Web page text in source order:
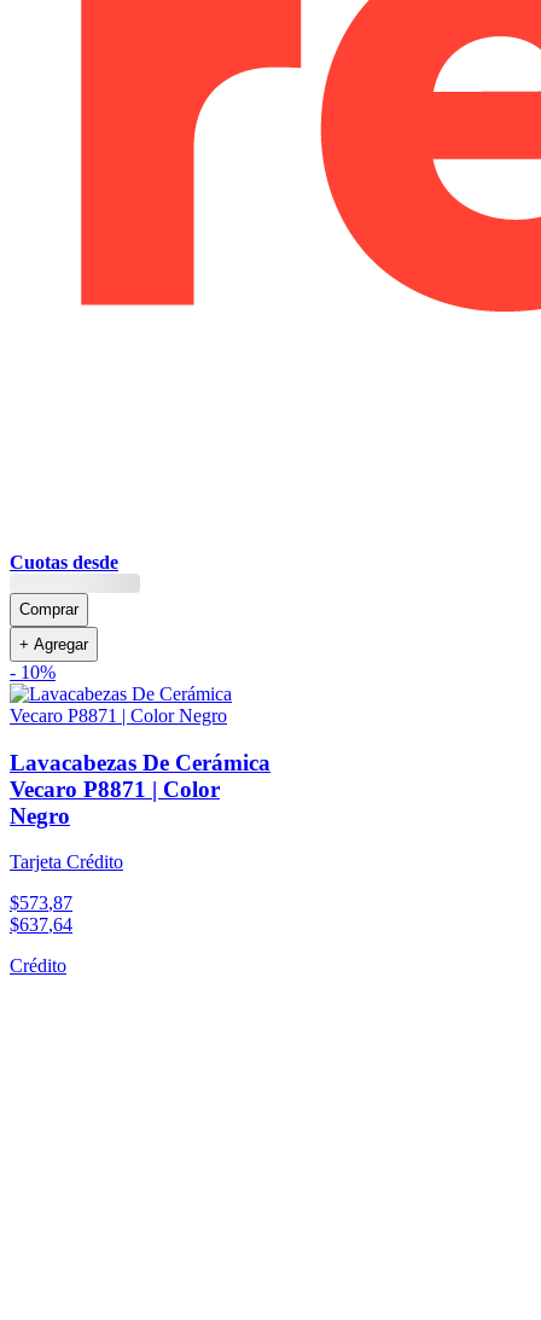
Cuotas desde
Comprar
+ Agregar
- 10%
Lavacabezas De Cerámica
Vecaro P8871 | Color
Negro
Tarjeta Crédito
$573,87
$637,64
Crédito